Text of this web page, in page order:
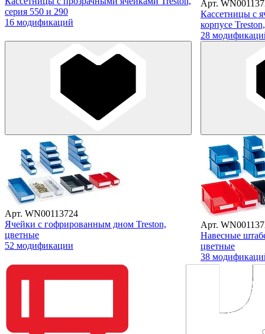
серия 550 и 290
16 модификаций
Арт.
Кассетницы с
корпусе
28
Арт. WN00113724
Ячейки с гофрированным дном Treston,
цветные
52 модификации
Арт.
Навесные
цветные
38